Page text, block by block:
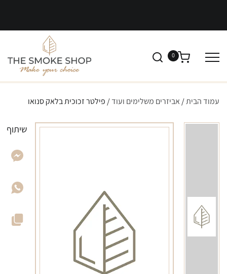
0
עמוד הבית/ אביזרים משלימים ועוד/ פילטר זכוכית בלאק סנואו
שיתוף